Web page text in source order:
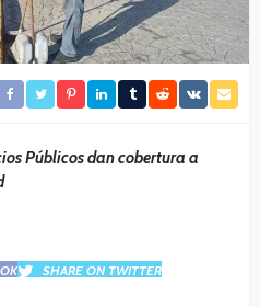
Públicos dan cobertura a
SHARE ON TWITTER